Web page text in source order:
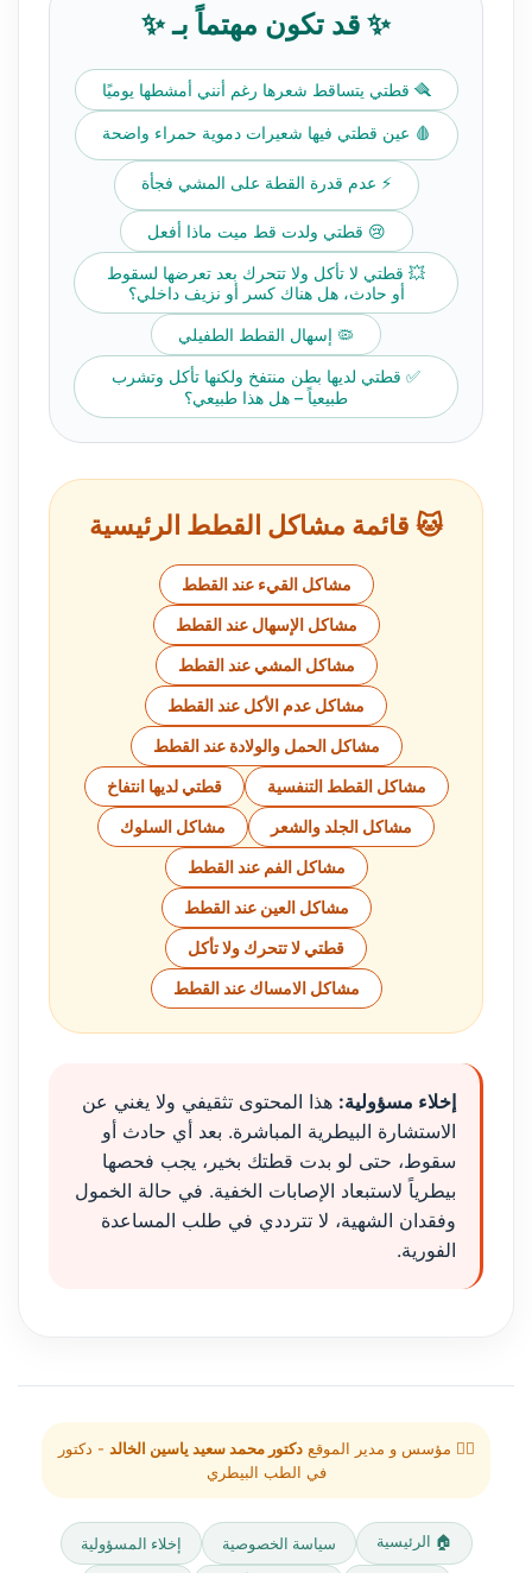
✨ قد تكون مهتماً بـ ✨
🪮 قطتي يتساقط شعرها رغم أنني أمشطها يوميًا
🩸 عين قطتي فيها شعيرات دموية حمراء واضحة
⚡ عدم قدرة القطة على المشي فجأة
😢 قطتي ولدت قط ميت ماذا أفعل
💥 قطتي لا تأكل ولا تتحرك بعد تعرضها لسقوط
أو حادث، هل هناك كسر أو نزيف داخلي؟
🦠 إسهال القطط الطفيلي
✅ قطتي لديها بطن منتفخ ولكنها تأكل وتشرب
طبيعياً – هل هذا طبيعي؟
🐱 قائمة مشاكل القطط الرئيسية
مشاكل القيء عند القطط
مشاكل الإسهال عند القطط
مشاكل المشي عند القطط
مشاكل عدم الأكل عند القطط
مشاكل الحمل والولادة عند القطط
مشاكل القطط التنفسية قطتي لديها انتفاخ
مشاكل الجلد والشعر مشاكل السلوك
مشاكل الفم عند القطط
مشاكل العين عند القطط
قطتي لا تتحرك ولا تأكل
مشاكل الامساك عند القطط
إخلاء مسؤولية: هذا المحتوى تثقيفي ولا يغني عن
الاستشارة البيطرية المباشرة. بعد أي حادث أو
سقوط، حتى لو بدت قطتك بخير، يجب فحصها
بيطرياً لاستبعاد الإصابات الخفية. في حالة الخمول
وفقدان الشهية، لا تترددي في طلب المساعدة
الفورية.
👨‍⚕️ مؤسس و مدير الموقعدكتور محمد سعيد ياسين الخالد - دكتور
في الطب البيطري
🏠 الرئيسية سياسة الخصوصية إخلاء المسؤولية